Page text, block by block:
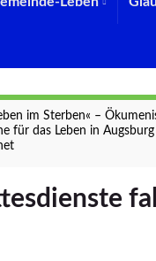
im Sterben« –
für das Leben in Augsburg